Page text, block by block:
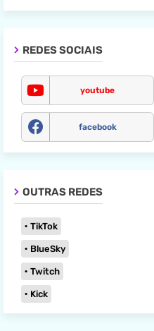
REDES SOCIAIS
youtube
facebook
OUTRAS REDES
TikTok
BlueSky
Twitch
Kick